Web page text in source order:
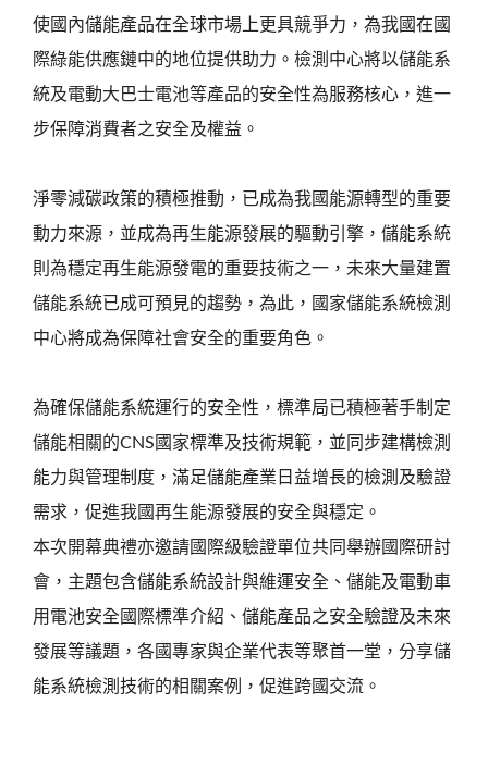
使國內儲能產品在全球市場上更具競爭力，為我國在國
際綠能供應鏈中的地位提供助力。檢測中心將以儲能系
統及電動大巴士電池等產品的安全性為服務核心，進一
步保障消費者之安全及權益。
淨零減碳政策的積極推動，已成為我國能源轉型的重要
動力來源，並成為再生能源發展的驅動引擎，儲能系統
則為穩定再生能源發電的重要技術之一，未來大量建置
儲能系統已成可預見的趨勢，為此，國家儲能系統檢測
中心將成為保障社會安全的重要角色。
為確保儲能系統運行的安全性，標準局已積極著手制定
儲能相關的CNS國家標準及技術規範，並同步建構檢測
能力與管理制度，滿足儲能產業日益增長的檢測及驗證
需求，促進我國再生能源發展的安全與穩定。
本次開幕典禮亦邀請國際級驗證單位共同舉辦國際研討
會，主題包含儲能系統設計與維運安全、儲能及電動車
用電池安全國際標準介紹、儲能產品之安全驗證及未來
發展等議題，各國專家與企業代表等聚首一堂，分享儲
能系統檢測技術的相關案例，促進跨國交流。